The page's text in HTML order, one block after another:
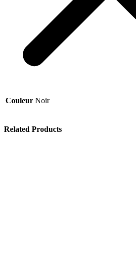
Couleur Noir
Related Products